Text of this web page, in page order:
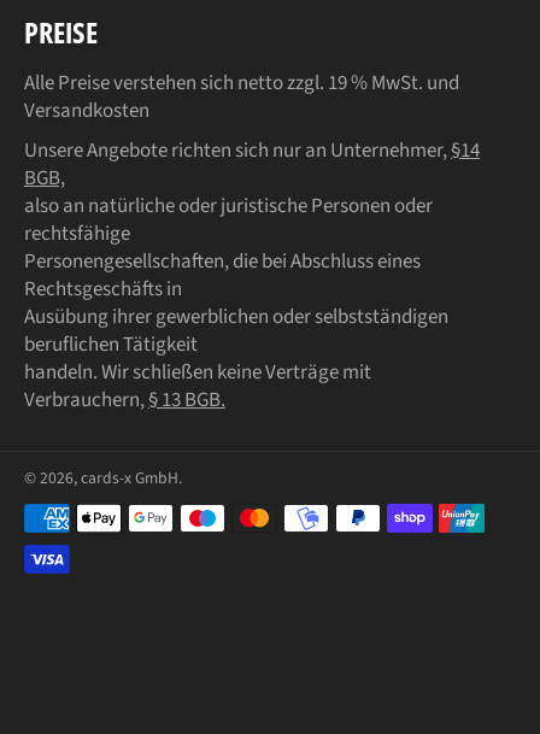
PREISE
Alle Preise verstehen sich netto zzgl. 19 % MwSt. und
Versandkosten
Unsere Angebote richten sich nur an Unternehmer,§14
BGB,
also an natürliche oder juristische Personen oder
rechtsfähige
Personengesellschaften, die bei Abschluss eines
Rechtsgeschäfts in
Ausübung ihrer gewerblichen oder selbstständigen
beruflichen Tätigkeit
handeln. Wir schließen keine Verträge mit
Verbrauchern,§ 13 BGB.
© 2026,cards-x GmbH.
Zahlungsmethoden